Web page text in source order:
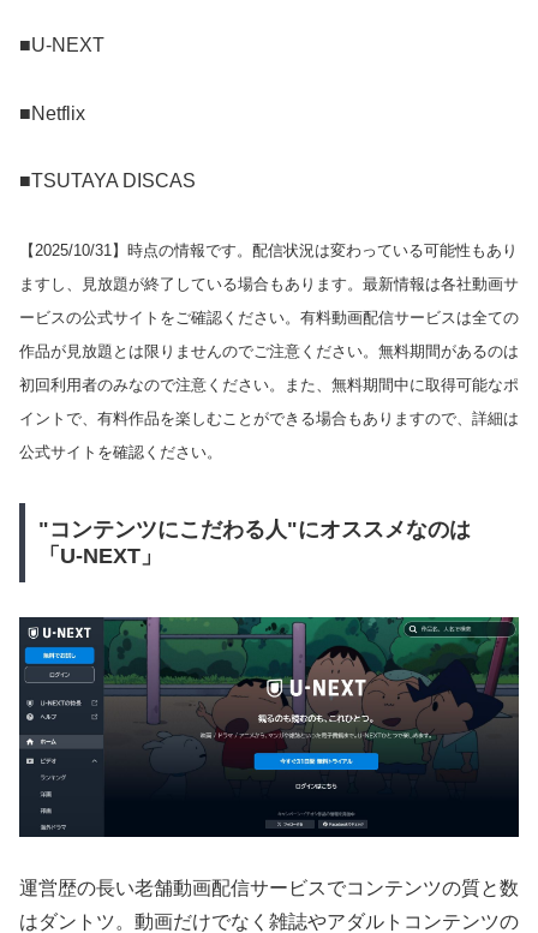
■U-NEXT
■Netflix
■TSUTAYA DISCAS
【2025/10/31】時点の情報です。配信状況は変わっている可能性もあり
ますし、見放題が終了している場合もあります。最新情報は各社動画サ
ービスの公式サイトをご確認ください。有料動画配信サービスは全ての
作品が見放題とは限りませんのでご注意ください。無料期間があるのは
初回利用者のみなので注意ください。また、無料期間中に取得可能なポ
イントで、有料作品を楽しむことができる場合もありますので、詳細は
公式サイトを確認ください。
"コンテンツにこだわる人"にオススメなのは
「U-NEXT」
運営歴の長い老舗動画配信サービスでコンテンツの質と数
はダントツ。動画だけでなく雑誌やアダルトコンテンツの